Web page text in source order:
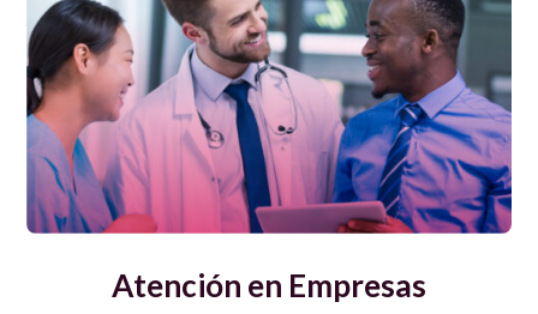
Atención en Empresas